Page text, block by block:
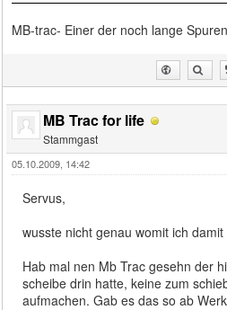
MB-trac- Einer der noch lange
MB Trac for life
Stammgast
05.10.2009, 14:42
Servus,
wusste nicht genau womit ich
Hab mal nen Mb Trac gesehn der
scheibe drin hatte, keine zum
aufmachen. Gab es das so ab